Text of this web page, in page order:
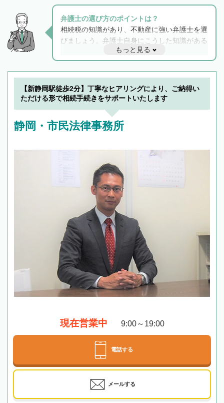
弁護士の選び方のポイントは？
相続税の知識があり、不動産に強い弁護士を選
びましょう。弁護士自身にこうした知識がある
と他士業との連携もスムーズに進み、トラブル
解決のみならず相続をトータルで任せることが
できます。また、相続は感情がからむ分野なの
でフィーリングも重要です。実際に電話や面談
で複数の弁護士と会話をしてウマが合う方に依
もっと見る
【新静岡駅徒歩2分】丁寧なヒアリングにより、ご納得い
ただける形で相続手続きをサポートいたします
静岡・市民法律事務所
現在営業中 9:00～19:00
電話する
メールする